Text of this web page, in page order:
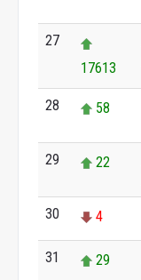
27
17613
28 58
29 22
30 4
31 29